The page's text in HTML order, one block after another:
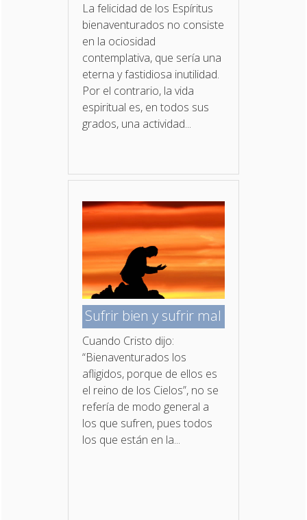
La felicidad de los Espíritus
bienaventurados no con­siste
en la ociosidad
contemplativa, que sería una
eterna y fastidiosa inutilidad.
Por el contrario, la vida
espiritual es, en todos sus
grados, una actividad...
Sufrir bien y sufrir mal
Cuando Cristo dijo:
“Bienaventurados los
afligidos, porque de ellos es
el reino de los Cielos”, no se
refería de modo general a
los que sufren, pues todos
los que están en la...